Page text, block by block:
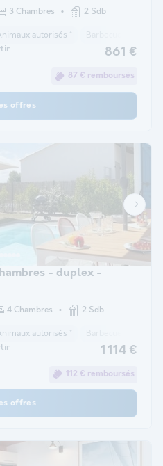
3 Chambres 2 Sdb
autorisés * Barbecue
861 €
87 € remboursés
offres
- duplex -
4 Chambres 2 Sdb
autorisés * Barbecue
1 114 €
112 € remboursés
offres